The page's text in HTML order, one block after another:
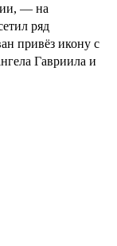
— на
ряд
привёз икону с
Гавриила и